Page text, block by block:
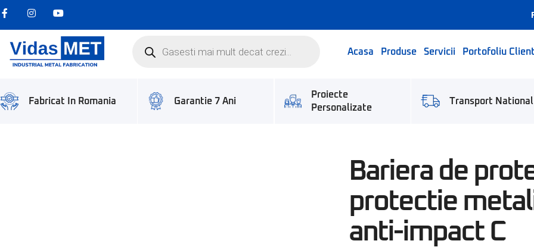
Acasa Produse Servicii Portofoliu
Fabricat In Romania Garantie 7 Ani
Proiecte
Personalizate
Transport National
Bariera de
protectie
anti-impact C